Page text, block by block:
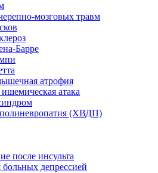
мозговых травм
Барре
атрофия
атака
(ХВДП)
после инсульта
больных депрессией